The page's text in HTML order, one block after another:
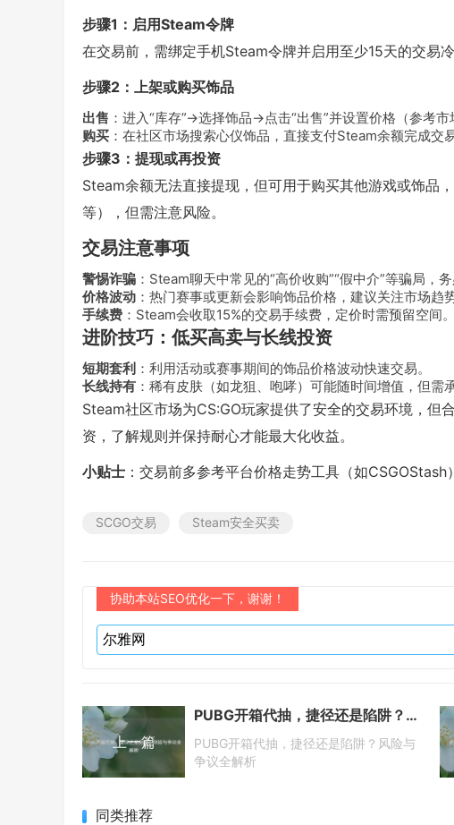
步骤1：启用Steam令牌
在交易前，需绑定手机Steam令牌并启用至少15天的交易
步骤2：上架或购买饰品
出售 ：进入“库存”→选择饰品→点击“出售”并设置价格（参考市
购买 ：在社区市场搜索心仪饰品，直接支付Steam余额完成交易
步骤3：提现或再投资
Steam余额无法直接提现，但可用于购买其他游戏或饰品
等），但需注意风险。
交易注意事项
警惕诈骗 ：Steam聊天中常见的“高价收购”“假中介”等骗局，
价格波动 ：热门赛事或更新会影响饰品价格，建议关注市场趋势
手续费 ：Steam会收取15%的交易手续费，定价时需预留空间。
进阶技巧：低买高卖与长线投资
短期套利 ：利用活动或赛事期间的饰品价格波动快速交易。
长线持有 ：稀有皮肤（如龙狙、咆哮）可能随时间增值，但需
Steam社区市场为CS:GO玩家提供了安全的交易环境，但
资，了解规则并保持耐心才能最大化收益。
小贴士 ：交易前多参考平台价格走势工具（如CSGOStash
SCGO交易 Steam安全买卖
协助本站SEO优化一下，谢谢！
上一篇
PUBG开箱代抽，捷径还是陷阱？风险与争议全解析
PUBG开箱代抽，捷径还是陷阱？风险与
争议全解析
同类推荐